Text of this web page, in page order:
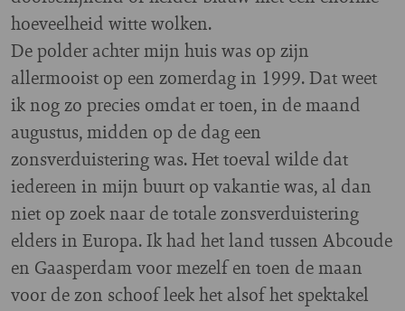
hoeveelheid witte wolken.
De polder achter mijn huis was op zijn
allermooist op een zomerdag in 1999. Dat weet
ik nog zo precies omdat er toen, in de maand
augustus, midden op de dag een
zonsverduistering was. Het toeval wilde dat
iedereen in mijn buurt op vakantie was, al dan
niet op zoek naar de totale zonsverduistering
elders in Europa. Ik had het land tussen Abcoude
en Gaasperdam voor mezelf en toen de maan
voor de zon schoof leek het alsof het spektakel